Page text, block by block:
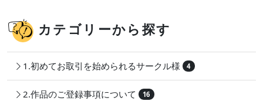
カテゴリーから探す
1.初めてお取引を始められるサークル様 4
2.作品のご登録事項について 16